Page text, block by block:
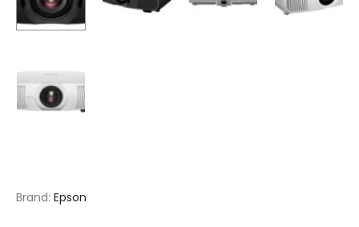
Brand: Epson